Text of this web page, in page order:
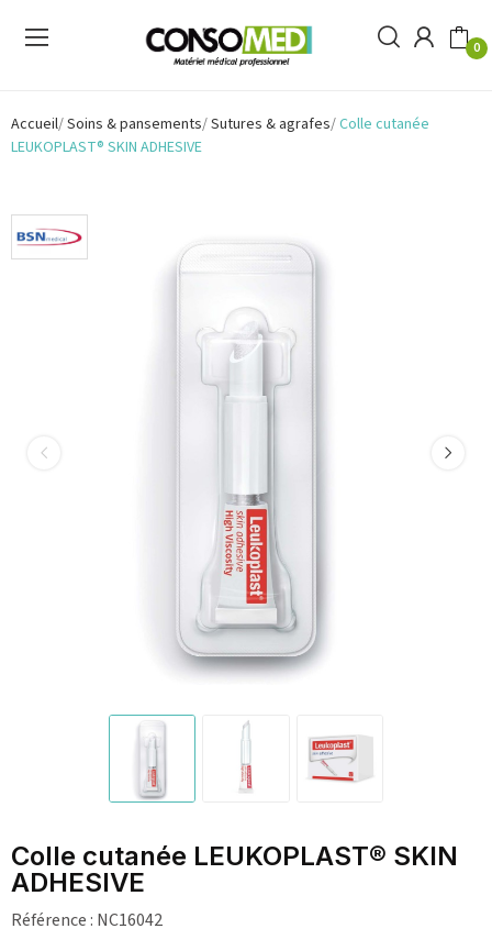
0
Accueil Soins & pansements Sutures & agrafes Colle cutanée
LEUKOPLAST® SKIN ADHESIVE
Colle cutanée LEUKOPLAST® SKIN
ADHESIVE
Référence : NC16042